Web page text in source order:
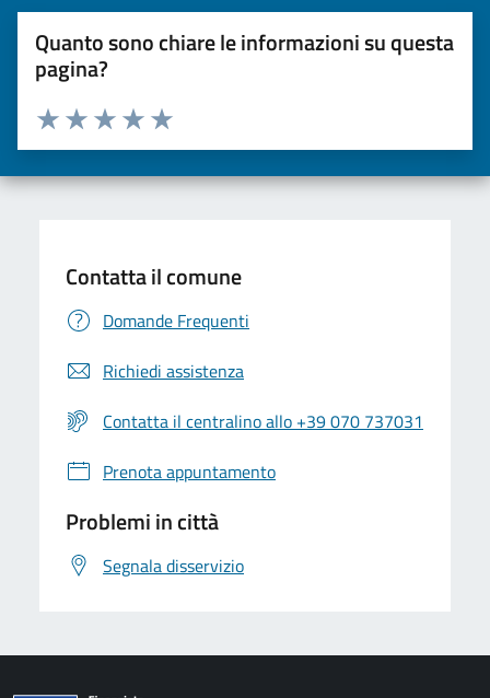
Quanto sono chiare le informazioni su questa
pagina?
Valuta da 1 a 5 stelle la pagina
Valuta 5 stelle su 5
Valuta 4 stelle su 5
Valuta 3 stelle su 5
Valuta 2 stelle su 5
Valuta una stella su 5
Contatta il comune
Domande Frequenti
Richiedi assistenza
Contatta il centralino allo +39 070 737031
Prenota appuntamento
Problemi in città
Segnala disservizio